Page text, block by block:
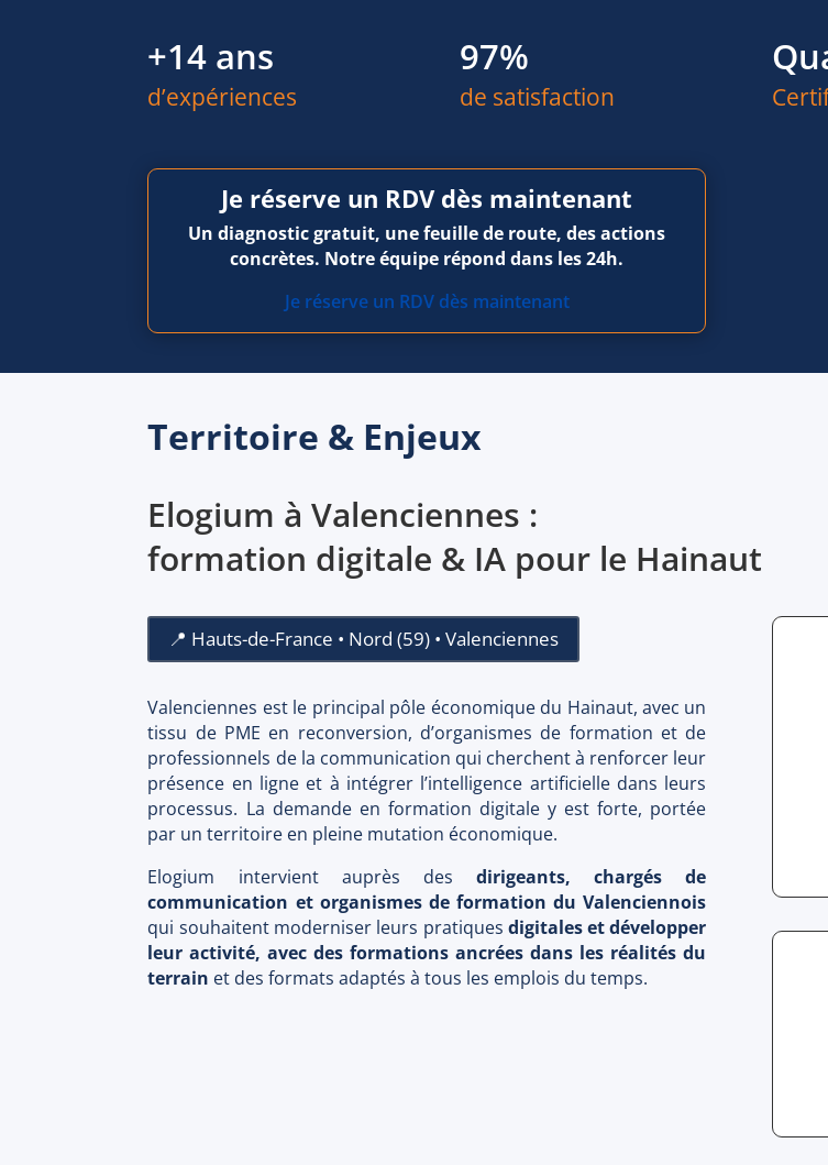
+14 ans
d’expériences
97%
de satisfaction
Je réserve un RDV dès maintenant
Un diagnostic gratuit, une feuille de route, des actions
concrètes. Notre équipe répond dans les 24h.
Je réserve un RDV dès maintenant
Territoire & Enjeux
Elogium à Valenciennes :
formation digitale & IA pour le Hainaut
📍 Hauts-de-France • Nord (59) • Valenciennes
Valenciennes est le principal pôle économique du Hainaut, avec un
tissu de PME en reconversion, d’organismes de formation et de
professionnels de la communication qui cherchent à renforcer leur
présence en ligne et à intégrer l’intelligence artificielle dans leurs
processus. La demande en formation digitale y est forte, portée
par un territoire en pleine mutation économique.
Elogium intervient auprès desdirigeants, chargés de
communication et organismes de formation du Valenciennois
qui souhaitent moderniser leurs pratiques digitales et développer
leur activité, avec des formations ancrées dans les réalités du
terrain et des formats adaptés à tous les emplois du temps.